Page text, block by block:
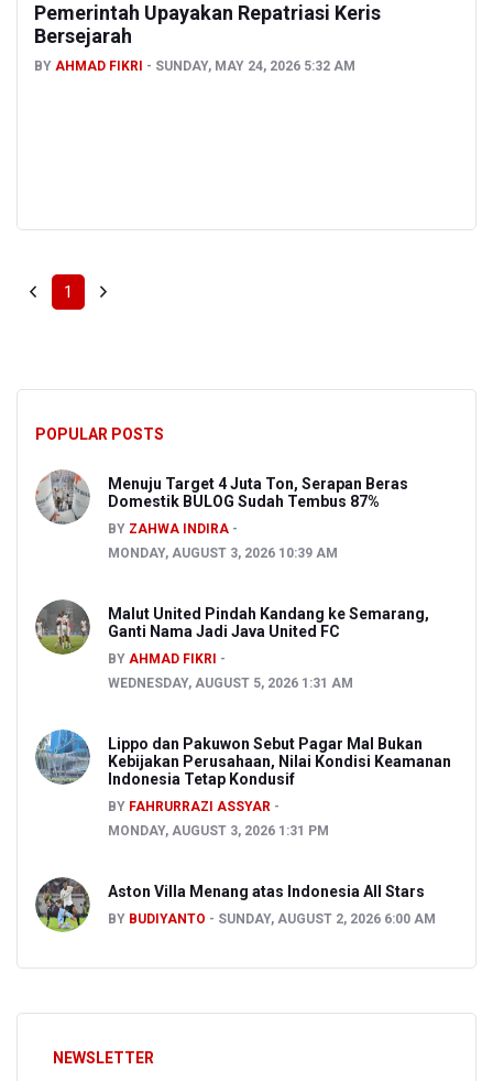
Pemerintah Upayakan Repatriasi Keris
Bersejarah
BY AHMAD FIKRI SUNDAY, MAY 24, 2026 5:32 AM
1
POPULAR POSTS
Menuju Target 4 Juta Ton, Serapan Beras
Domestik BULOG Sudah Tembus 87%
BY ZAHWA INDIRA
MONDAY, AUGUST 3, 2026 10:39 AM
Malut United Pindah Kandang ke Semarang,
Ganti Nama Jadi Java United FC
BY AHMAD FIKRI
WEDNESDAY, AUGUST 5, 2026 1:31 AM
Lippo dan Pakuwon Sebut Pagar Mal Bukan
Kebijakan Perusahaan, Nilai Kondisi Keamanan
Indonesia Tetap Kondusif
BY FAHRURRAZI ASSYAR
MONDAY, AUGUST 3, 2026 1:31 PM
Aston Villa Menang atas Indonesia All Stars
BY BUDIYANTO SUNDAY, AUGUST 2, 2026 6:00 AM
NEWSLETTER